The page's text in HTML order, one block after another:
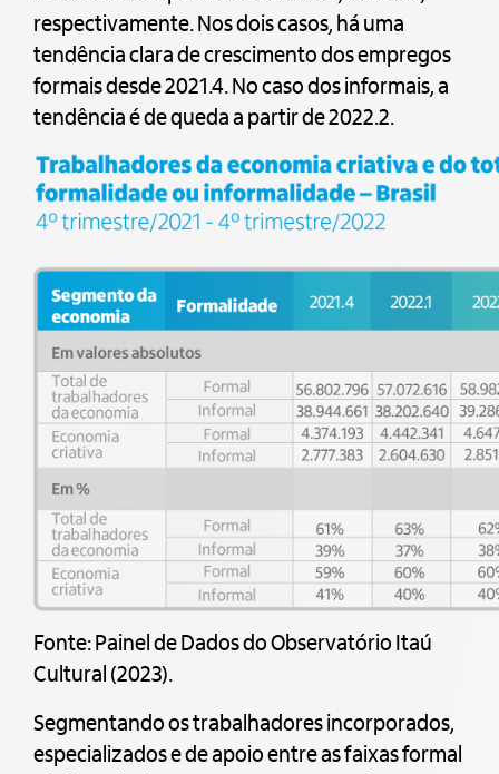
respectivamente. Nos dois casos, há uma
tendência clara de crescimento dos empregos
formais desde 2021.4. No caso dos informais, a
tendência é de queda a partir de 2022.2.
Fonte: Painel de Dados do Observatório Itaú
Cultural (2023).
Segmentando os trabalhadores incorporados,
especializados e de apoio entre as faixas formal